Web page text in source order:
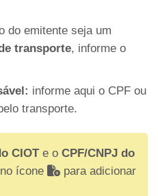
do emitente seja um
transporte, informe o
informe aqui o CPF ou
transporte.
CIOT e oCPF/CNPJ do
ícone
para adicionar